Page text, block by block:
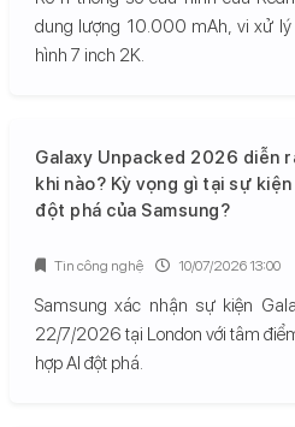
dung lượng 10.000 mAh, vi xử
hình 7 inch 2K.
Galaxy Unpacked 2026 diễn
khi nào? Kỳ vọng gì tại sự kiện
đột phá của Samsung?
Samsung xác nhận sự kiện
22/7/2026 tại London với tâm
hợp AI đột phá.
Tin công nghệ 10/07/2026 13:00